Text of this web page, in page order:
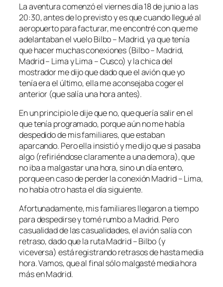
La aventura comenzó el viernes día 18 de junio a las
20:30, antes de lo previsto y es que cuando llegué al
aeropuerto para facturar, me encontré con que me
adelantaban el vuelo Bilbo – Madrid, ya que tenía
que hacer muchas conexiones (Bilbo – Madrid,
Madrid – Lima y Lima – Cusco) y la chica del
mostrador me dijo que dado que el avión que yo
tenía era el último, ella me aconsejaba coger el
anterior (que salía una hora antes).
En un principio le dije que no, que quería salir en el
que tenía programado, porque aún no me había
despedido de mis familiares, que estaban
aparcando. Pero ella insistió y me dijo que si pasaba
algo (refiriéndose claramente a una demora), que
no iba a malgastar una hora, sino un día entero,
porque en caso de perder la conexión Madrid – Lima,
no había otro hasta el día siguiente.
Afortunadamente, mis familiares llegaron a tiempo
para despedirse y tomé rumbo a Madrid. Pero
casualidad de las casualidades, el avión salía con
retraso, dado que la ruta Madrid – Bilbo (y
viceversa) está registrando retrasos de hasta media
hora. Vamos, que al final sólo malgasté media hora
más en Madrid.